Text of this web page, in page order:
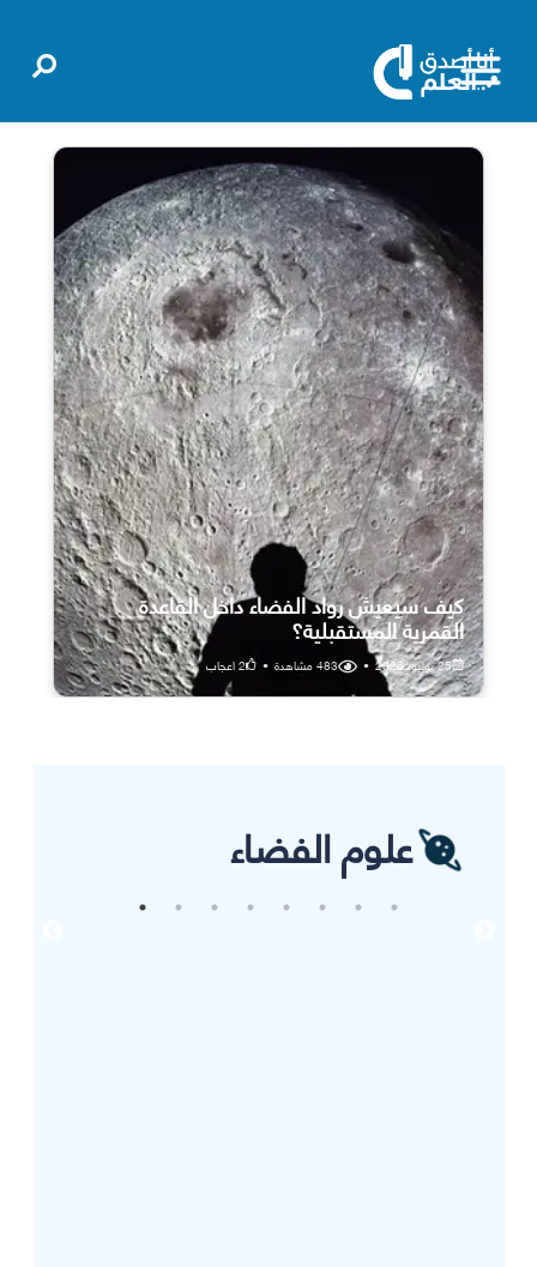
كيف سيعيش رواد الفضاء داخل القاعدة
القمرية المستقبلية؟
25 يوليو، 2026 •
483مشاهدة •
2اعجاب
علوم الفضاء